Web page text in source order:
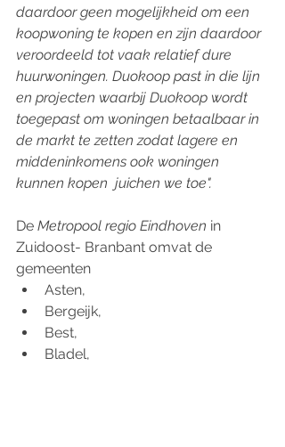
daardoor geen mogelijkheid om een
koopwoning te kopen en zijn daardoor
veroordeeld tot vaak relatief dure
huurwoningen. Duokoop past in die lijn
en projecten waarbij Duokoop wordt
toegepast om woningen betaalbaar in
de markt te zetten zodat lagere en
middeninkomens ook woningen
kunnen kopen  juichen we toe".
De Metropool regio Eindhoven in
Zuidoost- Branbant omvat de
gemeenten
Asten,
Bergeijk,
Best,
Bladel,